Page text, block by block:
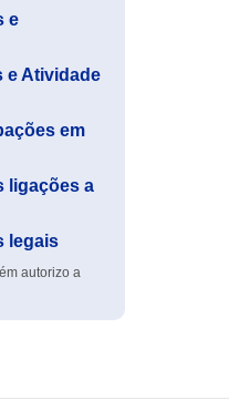
e
e Atividade
em
ligações a
legais
autorizo a